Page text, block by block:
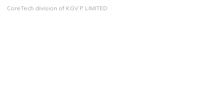
CoreTech division of KGV P LIMITED